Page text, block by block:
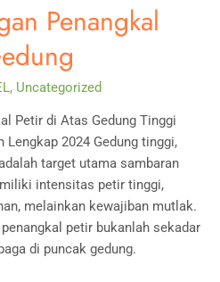
Penangkal
, Uncategorized
Petir di Atas Gedung Tinggi
Lengkap 2024 Gedung tinggi,
target utama sambaran
intensitas petir tinggi,
melainkan kewajiban mutlak.
petir bukanlah sekadar
di puncak gedung.